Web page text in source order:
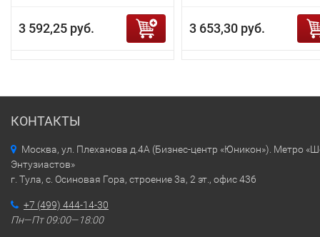
3 592,25 руб. 3 653,30 руб.
КОНТАКТЫ
Москва, ул. Плеханова д.4А (Бизнес-центр «Юникон»). Метро
Энтузиастов»
г. Тула, с. Осиновая Гора, строение 3а, 2 эт., офис 436
+7 (499) 444-14-30
Пн—Пт 09:00—18:00